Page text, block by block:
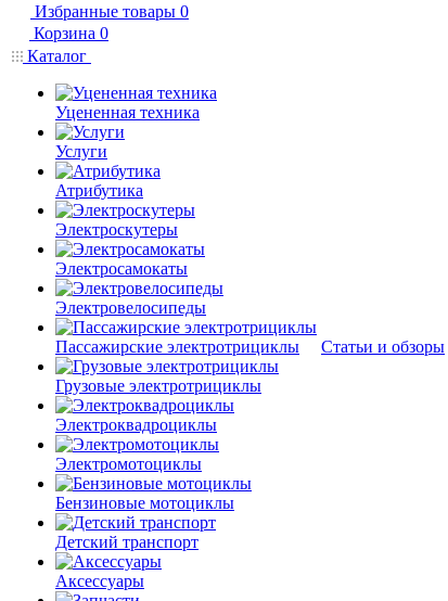
Избранные товары 0
Корзина 0
Каталог
Уцененная техника
Услуги
Атрибутика
Электроскутеры
Электросамокаты
Электровелосипеды
Пассажирские электротрициклы
Грузовые электротрициклы
Электроквадроциклы
Электромотоциклы
Бензиновые мотоциклы
Детский транспорт
Аксессуары
Статьи и обзоры